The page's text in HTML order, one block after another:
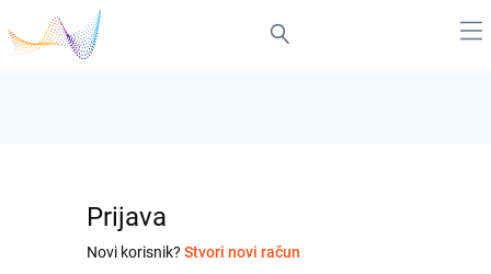
Prijava
Novi korisnik? Stvori novi račun